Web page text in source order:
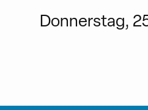
Donnerstag,